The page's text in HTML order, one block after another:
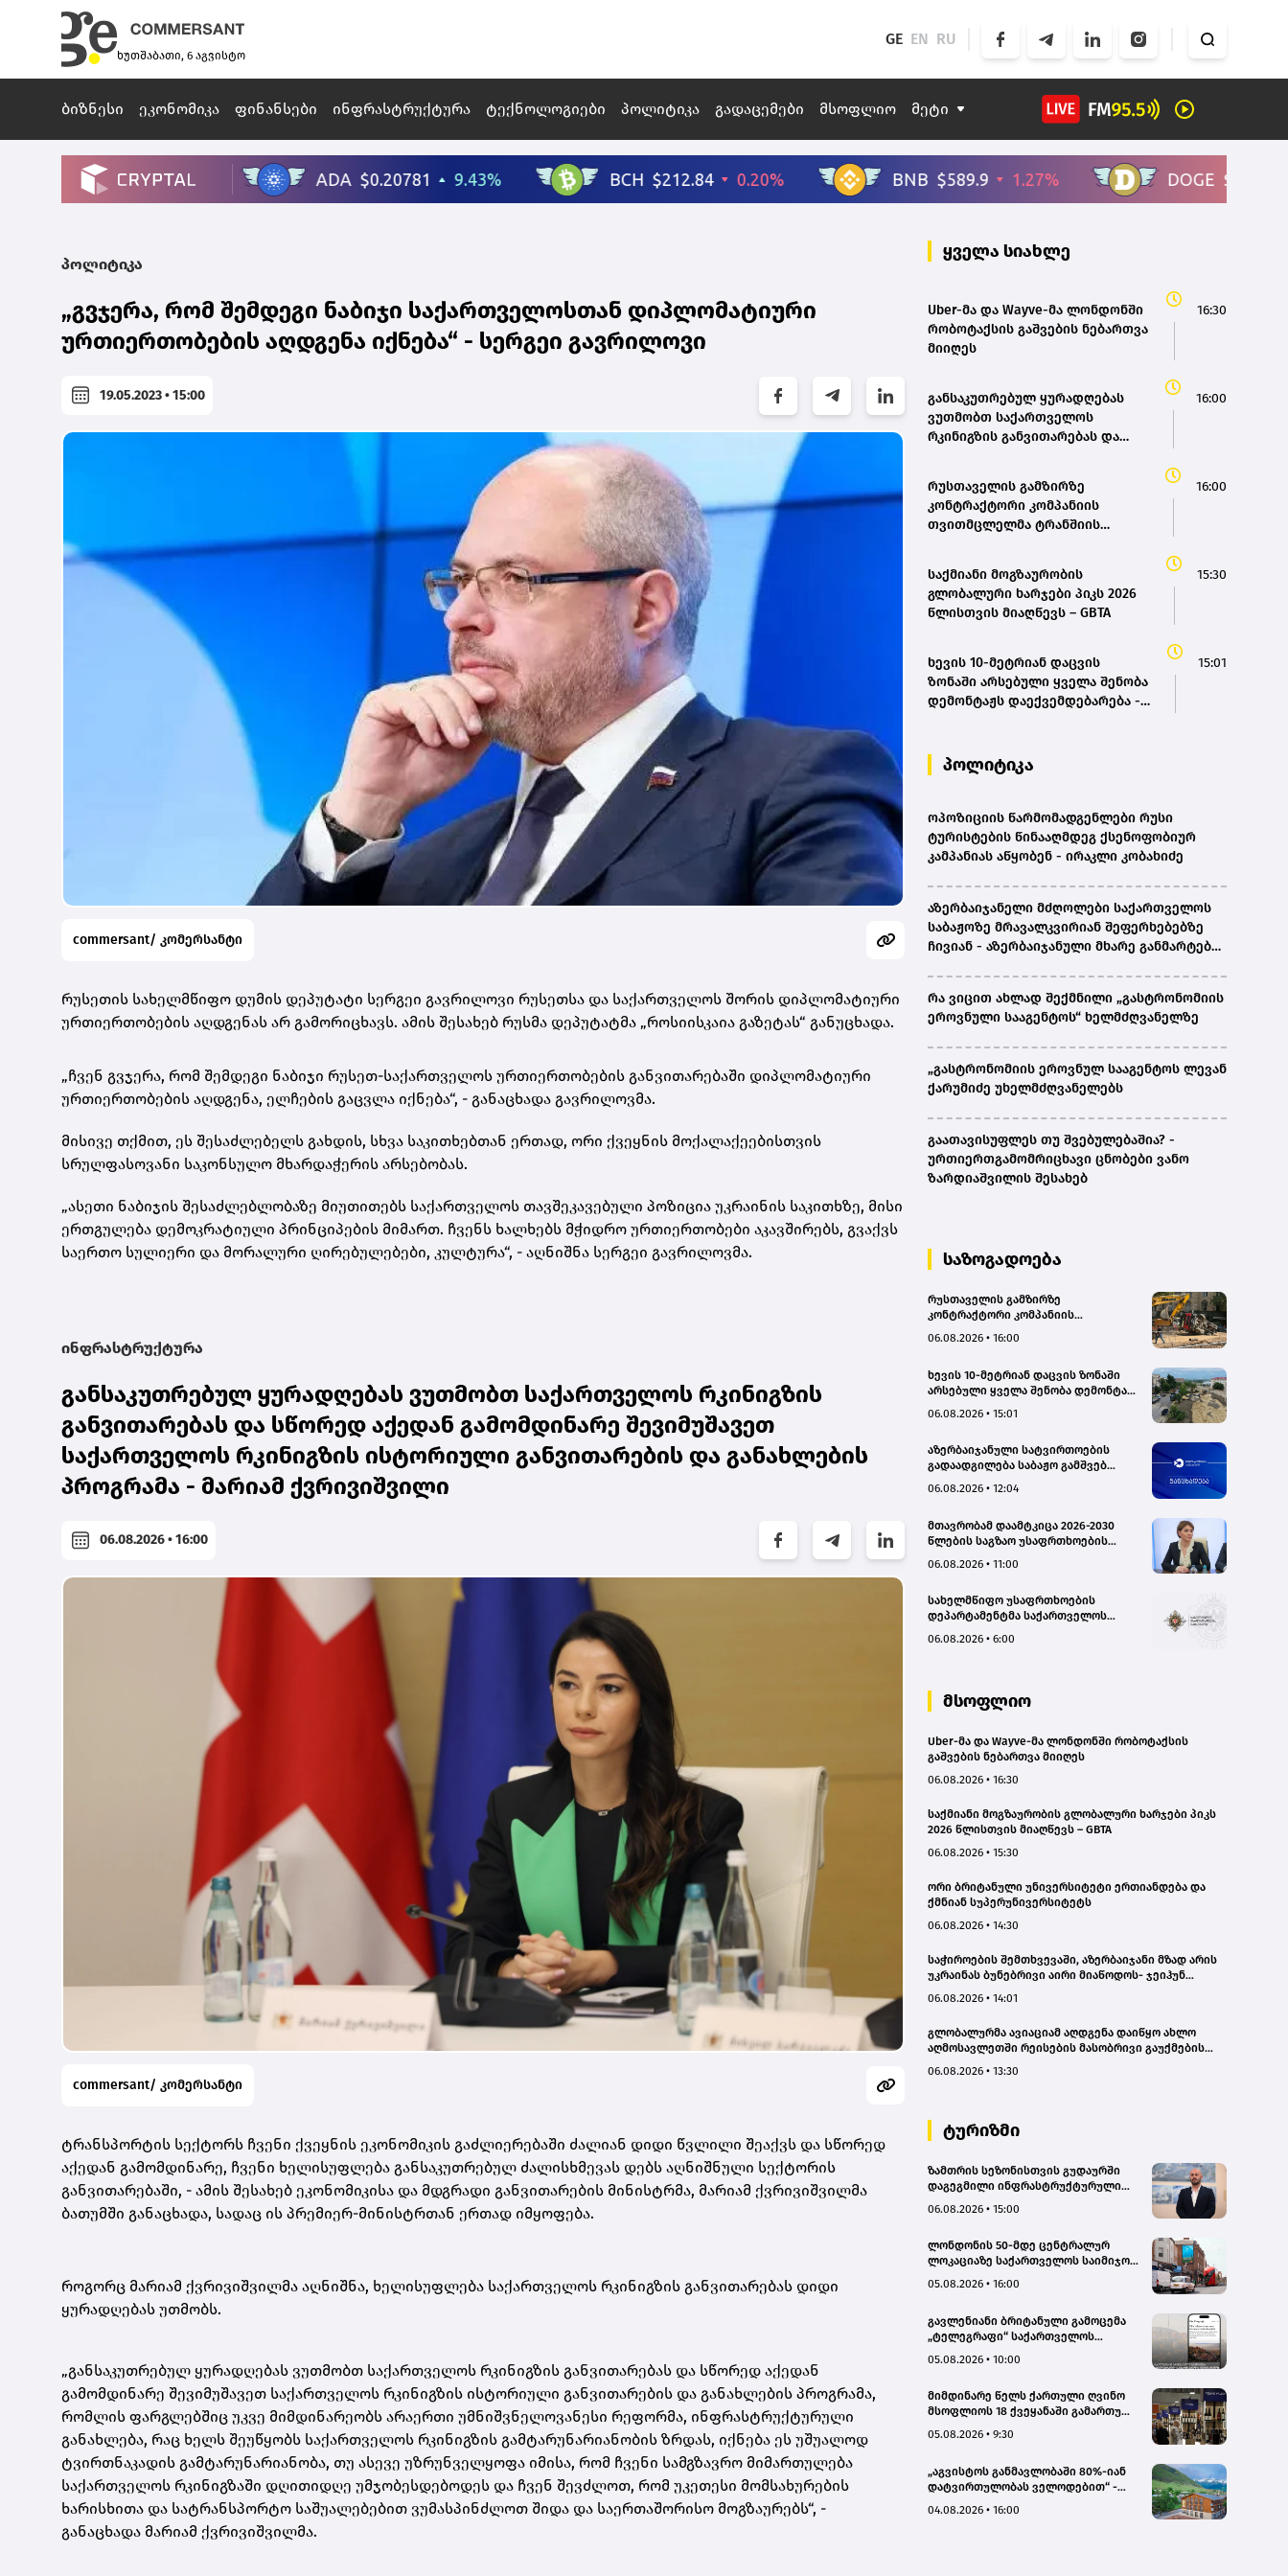
ხუთშაბათი, 6 აგვისტო
GE EN RU
ბიზნესი ეკონომიკა ფინანსები ინფრასტრუქტურა ტექნოლოგიები პოლიტიკა გადაცემები მსოფლიო მეტი
პოლიტიკა
„გვჯერა, რომ შემდეგი ნაბიჯი საქართველოსთან დიპლომატიური
ურთიერთობების აღდგენა იქნება“ - სერგეი გავრილოვი
19.05.2023 • 15:00
commersant/ კომერსანტი
რუსეთის სახელმწიფო დუმის დეპუტატი სერგეი გავრილოვი რუსეთსა და საქართველოს შორის დიპლომატიური
ურთიერთობების აღდგენას არ გამორიცხავს. ამის შესახებ რუსმა დეპუტატმა „როსიისკაია გაზეტას“ განუცხადა.
„ჩვენ გვჯერა, რომ შემდეგი ნაბიჯი რუსეთ-საქართველოს ურთიერთობების განვითარებაში დიპლომატიური
ურთიერთობების აღდგენა, ელჩების გაცვლა იქნება“, - განაცხადა გავრილოვმა.
მისივე თქმით, ეს შესაძლებელს გახდის, სხვა საკითხებთან ერთად, ორი ქვეყნის მოქალაქეებისთვის
სრულფასოვანი საკონსულო მხარდაჭერის არსებობას.
„ასეთი ნაბიჯის შესაძლებლობაზე მიუთითებს საქართველოს თავშეკავებული პოზიცია უკრაინის საკითხზე, მისი
ერთგულება დემოკრატიული პრინციპების მიმართ. ჩვენს ხალხებს მჭიდრო ურთიერთობები აკავშირებს, გვაქვს
საერთო სულიერი და მორალური ღირებულებები, კულტურა“, - აღნიშნა სერგეი გავრილოვმა.
ინფრასტრუქტურა
განსაკუთრებულ ყურადღებას ვუთმობთ საქართველოს რკინიგზის
განვითარებას და სწორედ აქედან გამომდინარე შევიმუშავეთ
საქართველოს რკინიგზის ისტორიული განვითარების და განახლების
პროგრამა - მარიამ ქვრივიშვილი
06.08.2026 • 16:00
commersant/ კომერსანტი
ტრანსპორტის სექტორს ჩვენი ქვეყნის ეკონომიკის გაძლიერებაში ძალიან დიდი წვლილი შეაქვს და სწორედ
აქედან გამომდინარე, ჩვენი ხელისუფლება განსაკუთრებულ ძალისხმევას დებს აღნიშნული სექტორის
განვითარებაში, - ამის შესახებ ეკონომიკისა და მდგრადი განვითარების მინისტრმა, მარიამ ქვრივიშვილმა
ბათუმში განაცხადა, სადაც ის პრემიერ-მინისტრთან ერთად იმყოფება.
როგორც მარიამ ქვრივიშვილმა აღნიშნა, ხელისუფლება საქართველოს რკინიგზის განვითარებას დიდი
ყურადღებას უთმობს.
„განსაკუთრებულ ყურადღებას ვუთმობთ საქართველოს რკინიგზის განვითარებას და სწორედ აქედან
გამომდინარე შევიმუშავეთ საქართველოს რკინიგზის ისტორიული განვითარების და განახლების პროგრამა,
რომლის ფარგლებშიც უკვე მიმდინარეობს არაერთი უმნიშვნელოვანესი რეფორმა, ინფრასტრუქტურული
განახლება, რაც ხელს შეუწყობს საქართველოს რკინიგზის გამტარუნარიანობის ზრდას, იქნება ეს უშუალოდ
ტვირთნაკადის გამტარუნარიანობა, თუ ასევე უზრუნველყოფა იმისა, რომ ჩვენი სამგზავრო მიმართულება
საქართველოს რკინიგზაში დღითიდღე უმჯობესდებოდეს და ჩვენ შევძლოთ, რომ უკეთესი მომსახურების
ხარისხითა და სატრანსპორტო საშუალებებით ვუმასპინძლოთ შიდა და საერთაშორისო მოგზაურებს“, -
განაცხადა მარიამ ქვრივიშვილმა.
ყველა სიახლე
Uber-მა და Wayve-მა ლონდონში
რობოტაქსის გაშვების ნებართვა
მიიღეს
16:30
განსაკუთრებულ ყურადღებას
ვუთმობთ საქართველოს
რკინიგზის განვითარებას და
რკინიგზის ისტორიული
განვითარების და განახლების
პროგრამა - მარიამ
16:00
რუსთაველის გამზირზე
კონტრაქტორი კომპანიის
თვითმცლელმა ტრანშიის
ტექნიკის მოცურება გამოიწვია,
გადაბრუნდა ავტომანქანა -
თვითმცლელში იმყოფებოდა
16:00
საქმიანი მოგზაურობის
გლობალური ხარჯები პიკს 2026
წლისთვის მიაღწევს – GBTA
15:30
ხევის 10-მეტრიან დაცვის
ზონაში არსებული ყველა შენობა
დემონტაჟს დაექვემდებარება -
15:01
პოლიტიკა
ოპოზიციის წარმომადგენლები რუსი
ტურისტების წინააღმდეგ ქსენოფობიურ
კამპანიას აწყობენ - ირაკლი კობახიძე
აზერბაიჯანელი მძღოლები საქართველოს
საბაჟოზე მრავალკვირიან შეფერხებებზე
ჩივიან - აზერბაიჯანული მხარე განმარტებას
რა ვიცით ახლად შექმნილი „გასტრონომიის
ეროვნული სააგენტოს“ ხელმძღვანელზე
„გასტრონომიის ეროვნულ სააგენტოს ლევან
ქარუმიძე უხელმძღვანელებს
გაათავისუფლეს თუ შვებულებაშია? -
ურთიერთგამომრიცხავი ცნობები ვანო
ზარდიაშვილის შესახებ
საზოგადოება
რუსთაველის გამზირზე
კონტრაქტორი კომპანიის
ახლოს იმოძრავა, რამაც ნიადაგის
გამოიწვია, გადაბრუნდა
ავტომანქანა - თვითმცლელში
იმყოფებოდა მცირეწლოვანი ბავშვი
06.08.2026 • 16:00
ხევის 10-მეტრიან დაცვის ზონაში
არსებული ყველა შენობა დემონტაჟს
06.08.2026 • 15:01
აზერბაიჯანული სატვირთოების
გადაადგილება საბაჟო გამშვებ
მიმდინარეობს- შემოსავლების
06.08.2026 • 12:04
მთავრობამ დაამტკიცა 2026-2030
წლების საგზაო უსაფრთხოების
სამოქმედო გეგმა – თამარ
06.08.2026 • 11:00
სახელმწიფო უსაფრთხოების
დეპარტამენტმა საქართველოს
საზიანოდ საბოტაჟის მუხლით
06.08.2026 • 6:00
მსოფლიო
Uber-მა და Wayve-მა ლონდონში რობოტაქსის
გაშვების ნებართვა მიიღეს
06.08.2026 • 16:30
საქმიანი მოგზაურობის გლობალური ხარჯები პიკს
2026 წლისთვის მიაღწევს – GBTA
06.08.2026 • 15:30
ორი ბრიტანული უნივერსიტეტი ერთიანდება და
ქმნიან სუპერუნივერსიტეტს
06.08.2026 • 14:30
საჭიროების შემთხვევაში, აზერბაიჯანი მზად არის
უკრაინას ბუნებრივი აირი მიაწოდოს- ჯეიჰუნ
06.08.2026 • 14:01
გლობალურმა ავიაციამ აღდგენა დაიწყო ახლო
აღმოსავლეთში რეისების მასობრივი გაუქმების
06.08.2026 • 13:30
ტურიზმი
ზამთრის სეზონისთვის გუდაურში
დაგეგმილი ინფრასტრუქტურული
გუდაურის ტურისტული
დარსალია
06.08.2026 • 15:00
ლონდონის 50-მდე ცენტრალურ
ლოკაციაზე საქართველოს საიმიჯო
05.08.2026 • 16:00
გავლენიანი ბრიტანული გამოცემა
„ტელეგრაფი“ საქართველოს
სტატიების ციკლს აქვეყნებს
05.08.2026 • 10:00
მიმდინარე წელს ქართული ღვინო
მსოფლიოს 18 ქვეყანაში გამართულ
წარმოდგენილი
05.08.2026 • 9:30
„აგვისტოს განმავლობაში 80%-იან
დატვირთულობას ველოდებით“ -
04.08.2026 • 16:00